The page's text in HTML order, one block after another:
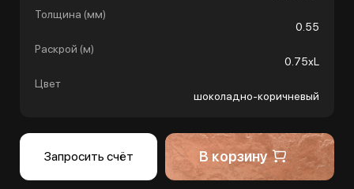
Толщина (мм)
0.55
Раскрой (м)
0.75хL
Цвет
шоколадно-коричневый
Запросить счёт В корзину